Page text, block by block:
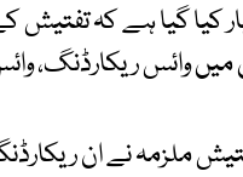
کیا گیا ہے کہ
وائس ریکارڈنگ،
ملزمہ نے ان